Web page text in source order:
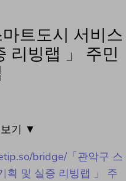
마트도시 서비스
리빙랩 」 주민
기 ▼
bridge/「관악구 스
획 및 실증 리빙랩 」 주